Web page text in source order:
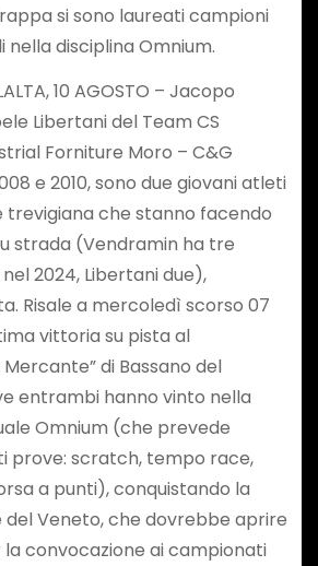
si sono laureati campioni
nella disciplina Omnium.
10 AGOSTO – Jacopo
Libertani del Team CS
Forniture Moro – C&G
e 2010, sono due giovani atleti
trevigiana che stanno facendo
strada (Vendramin ha tre
2024, Libertani due),
Risale a mercoledì scorso 07
vittoria su pista al
di Bassano del
entrambi hanno vinto nella
Omnium (che prevede
prove: scratch, tempo race,
a punti), conquistando la
del Veneto, che dovrebbe aprire
convocazione ai campionati